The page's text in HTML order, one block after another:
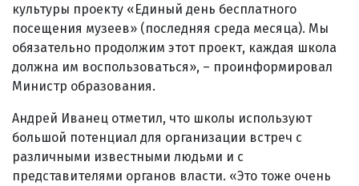
культуры проекту «Единый день бесплатного
посещения музеев» (последняя среда месяца). Мы
обязательно продолжим этот проект, каждая школа
должна им воспользоваться», – проинформировал
Министр образования.
Андрей Иванец отметил, что школы используют
большой потенциал для организации встреч с
различными известными людьми и с
представителями органов власти. «Это тоже очень